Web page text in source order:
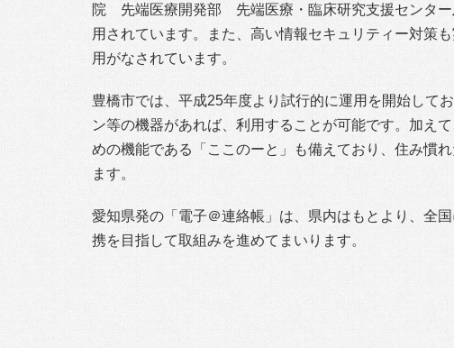
院 先端医療開発部 先端医療・臨床研究支援センター
用されています。また、高い情報セキュリティー対策
用がなされています。
豊橋市では、平成25年度より試行的に運用を開始して
ン等の機器があれば、利用することが可能です。加え
めの機能である「ここのーと」も備えており、住み慣
ます。
愛知県発の「電子＠連絡帳」は、県内はもとより、全
携を目指して取組みを進めてまいります。